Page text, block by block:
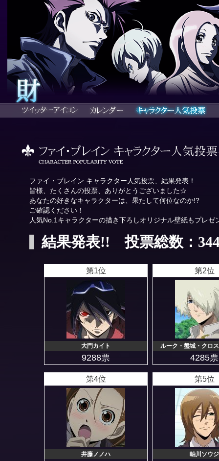
ファイ・ブレイン キャラクター人気投票、結果発表！
皆様、たくさんの投票、ありがとうございました☆
あなたの好きなキャラクターは、果たして何位なのか!?
ご確認ください！
人気No.1キャラクターの描き下ろしオリジナル壁紙もプレゼ
結果発表!! 投票総数：
第1位
大門カイト
9288票
第2位
ルーク・盤城・クロ
4285票
第4位
井藤ノノハ
第5位
軸川ソウジ